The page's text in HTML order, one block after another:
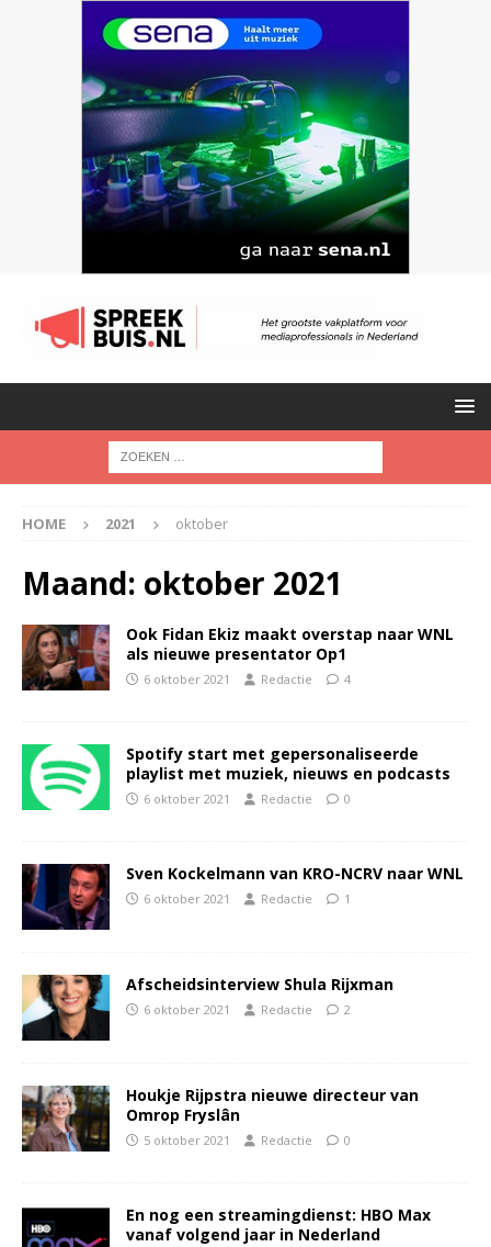
HOME 2021 oktober
Maand: oktober 2021
Ook Fidan Ekiz maakt overstap naar WNL
als nieuwe presentator Op1
6 oktober 2021 Redactie 4
Spotify start met gepersonaliseerde
playlist met muziek, nieuws en podcasts
6 oktober 2021 Redactie 0
Sven Kockelmann van KRO-NCRV naar WNL
6 oktober 2021 Redactie 1
Afscheidsinterview Shula Rijxman
6 oktober 2021 Redactie 2
Houkje Rijpstra nieuwe directeur van
Omrop Fryslân
5 oktober 2021 Redactie 0
En nog een streamingdienst: HBO Max
vanaf volgend jaar in Nederland